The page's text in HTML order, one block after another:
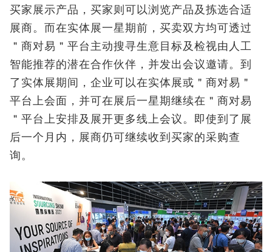
买家展示产品，买家则可以浏览产品及拣选合适
展商。而在实体展一星期前，买卖双方均可透过
＂商对易＂平台主动搜寻生意目标及检视由人工
智能推荐的潜在合作伙伴，并发出会议邀请。到
了实体展期间，企业可以在实体展或＂商对易＂
平台上会面，并可在展后一星期继续在＂商对易
＂平台上安排及展开更多线上会议。即使到了展
后一个月内，展商仍可继续收到买家的采购查
询。